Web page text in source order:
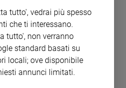
NOTE LEGALI
PRIVACY POLICY
INFORMATIVA
WHISTLEBLOWING
tutto', vedrai più spesso
che ti interessano.
tutto', non verranno
standard basati su
locali; ove disponibile
annunci limitati.